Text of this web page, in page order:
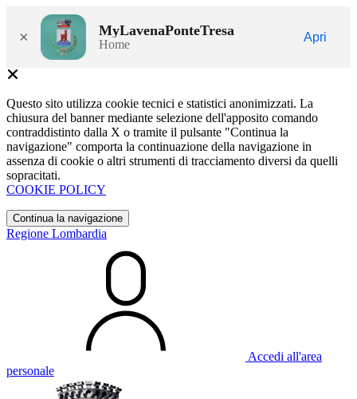
× MyLavenaPonteTresa
Home
Apri
Questo sito utilizza cookie tecnici e statistici anonimizzati. La
chiusura del banner mediante selezione dell'apposito comando
contraddistinto dalla X o tramite il pulsante "Continua la
navigazione" comporta la continuazione della navigazione in
assenza di cookie o altri strumenti di tracciamento diversi da quelli
sopracitati.
COOKIE POLICY
Continua la navigazione
Regione Lombardia
Accedi all'area
personale